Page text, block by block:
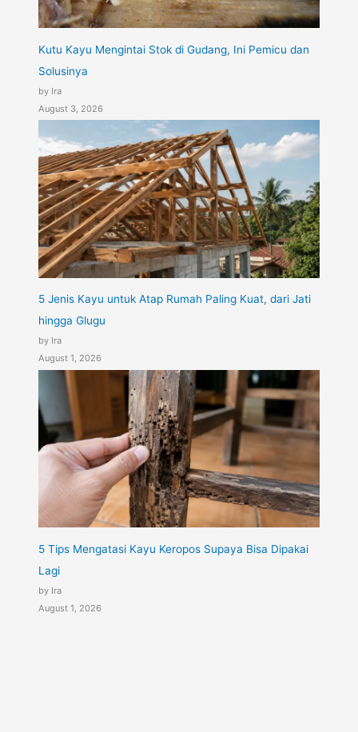
Kutu Kayu Mengintai Stok di Gudang, Ini Pemicu dan
Solusinya
by Ira
August 3, 2026
5 Jenis Kayu untuk Atap Rumah Paling Kuat, dari Jati
hingga Glugu
by Ira
August 1, 2026
5 Tips Mengatasi Kayu Keropos Supaya Bisa Dipakai
Lagi
by Ira
August 1, 2026